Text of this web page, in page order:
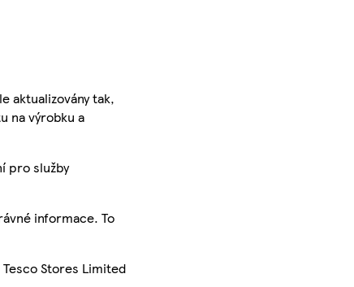
aktualizovány tak,
na výrobku a
pro služby
informace. To
Stores Limited